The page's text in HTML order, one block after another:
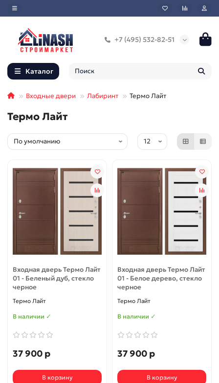
+7 (495) 532-82-51
Каталог
Входные двери Лабиринт Термо Лайт
Термо Лайт
Входная дверь Термо Лайт
01 - Беленый дуб, стекло
черное
Термо Лайт
В наличии ✓
37 900 р
В корзину
Входная дверь Термо Лайт
01 - Белое дерево, стекло
черное
Термо Лайт
В наличии ✓
37 900 р
В корзину